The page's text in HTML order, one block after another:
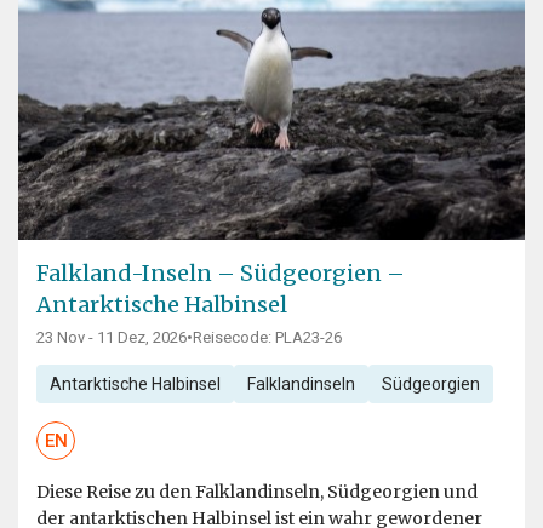
Falkland-Inseln – Südgeorgien –
Antarktische Halbinsel
23 Nov - 11 Dez, 2026•Reisecode: PLA23-26
Antarktische Halbinsel Falklandinseln Südgeorgien
EN
Diese Reise zu den Falklandinseln, Südgeorgien und
der antarktischen Halbinsel ist ein wahr gewordener